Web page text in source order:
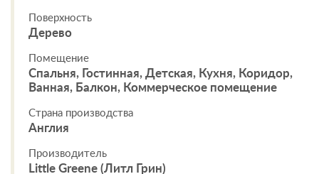
Поверхность
Дерево
Помещение
Спальня, Гостинная, Детская, Кухня, Коридор,
Ванная, Балкон, Коммерческое помещение
Страна производства
Англия
Производитель
Little Greene (Литл Грин)